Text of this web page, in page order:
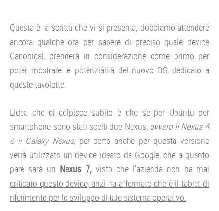
Questa è la scritta che vi si presenta, dobbiamo attendere
ancora qualche ora per sapere di preciso quale device
Canonical, prenderà in considerazione come primo per
poter mostrare le potenzialità del nuovo OS, dedicato a
queste tavolette.
L’idea che ci colpisce subito è che se per Ubuntu per
smartphone sono stati scelti due Nexus,ovvero il Nexus 4
e il Galaxy Nexus, per certo anche per questa versione
verrà utilizzato un device ideato da Google, che a quanto
pare sarà un Nexus 7, visto che l’azienda non ha mai
criticato questo device, anzi ha affermato che è il tablet di
riferimento per lo sviluppo di tale sistema operativo.